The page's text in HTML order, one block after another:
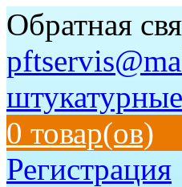
Обратная
0 товар(ов)
Регистрация